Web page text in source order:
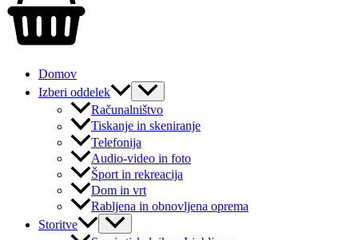
Domov
Izberi oddelek
Računalništvo
Tiskanje in skeniranje
Telefonija
Audio-video in foto
Šport in rekreacija
Dom in vrt
Rabljena in obnovljena oprema
Storitve